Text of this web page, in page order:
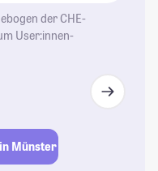
der CHE-
User:innen-
Münster